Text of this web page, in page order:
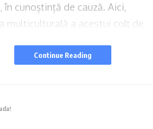
cunoștință de cauză. Aici,
multiculturală a acestui colț de
Continue Reading